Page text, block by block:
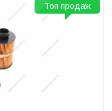
Топ продаж